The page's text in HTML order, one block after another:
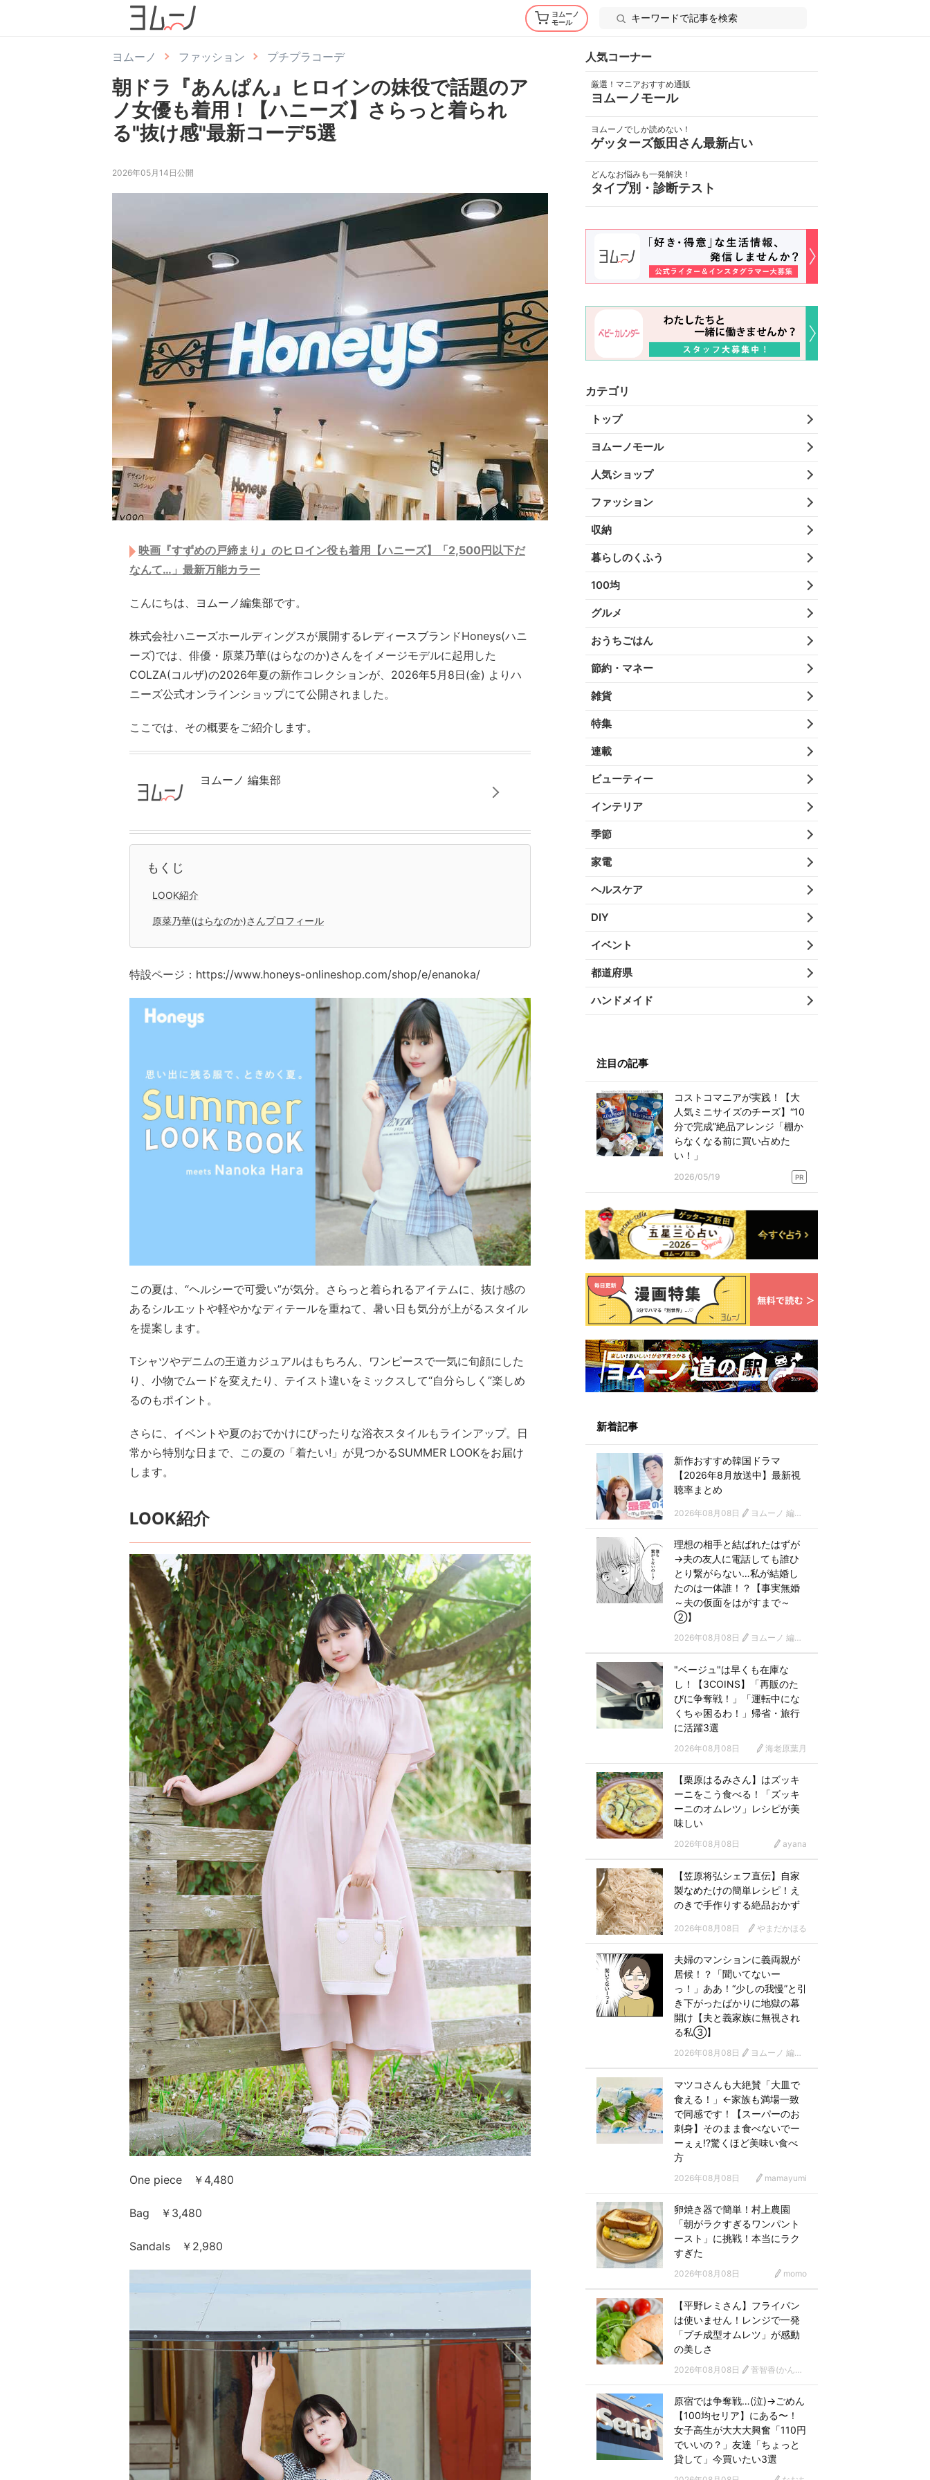
ヨムーノ
モール
ヨムーノ ファッション プチプラコーデ
朝ドラ『あんぱん』ヒロインの妹役で話題のア
ノ女優も着用！【ハニーズ】さらっと着られ
る"抜け感"最新コーデ5選
2026年05月14日公開
映画『すずめの戸締まり』のヒロイン役も着用【ハニーズ】「2,500円以下だ
なんて…」最新万能カラー
こんにちは、ヨムーノ編集部です。
株式会社ハニーズホールディングスが展開するレディースブランドHoneys(ハニ
ーズ)では、俳優・原菜乃華(はらなのか)さんをイメージモデルに起用した
COLZA(コルザ)の2026年夏の新作コレクションが、2026年5月8日(金) よりハ
ニーズ公式オンラインショップにて公開されました。
ここでは、その概要をご紹介します。
ヨムーノ 編集部
もくじ
LOOK紹介
原菜乃華(はらなのか)さんプロフィール
特設ページ：https://www.honeys-onlineshop.com/shop/e/enanoka/
この夏は、“ヘルシーで可愛い”が気分。さらっと着られるアイテムに、抜け感の
あるシルエットや軽やかなディテールを重ねて、暑い日も気分が上がるスタイル
を提案します。
Tシャツやデニムの王道カジュアルはもちろん、ワンピースで一気に旬顔にした
り、小物でムードを変えたり、テイスト違いをミックスして“自分らしく”楽しめ
るのもポイント。
さらに、イベントや夏のおでかけにぴったりな浴衣スタイルもラインアップ。日
常から特別な日まで、この夏の「着たい!」が見つかるSUMMER LOOKをお届け
します。
LOOK紹介
One piece ￥4,480
Bag ￥3,480
Sandals ￥2,980
人気コーナー
厳選！マニアおすすめ通販
ヨムーノモール
ヨムーノでしか読めない！
ゲッターズ飯田さん最新占い
どんなお悩みも一発解決！
タイプ別・診断テスト
カテゴリ
トップ
ヨムーノモール
人気ショップ
ファッション
収納
暮らしのくふう
100均
グルメ
おうちごはん
節約・マネー
雑貨
特集
連載
ビューティー
インテリア
季節
家電
ヘルスケア
DIY
イベント
都道府県
ハンドメイド
注目の記事
コストコマニアが実践！【大
人気ミニサイズのチーズ】“10
分で完成”絶品アレンジ「棚か
らなくなる前に買い占めた
い！」
2026/05/19 PR
新着記事
新作おすすめ韓国ドラマ
【2026年8月放送中】最新視
聴率まとめ
2026年08月08日 ヨムーノ 編集部 韓国ドラマチーム
理想の相手と結ばれたはずが
→夫の友人に電話しても誰ひ
とり繋がらない…私が結婚し
たのは一体誰！？【事実無婚
～夫の仮面をはがすまで～
②】
2026年08月08日 ヨムーノ 編集部 漫画チーム
"ベージュ"は早くも在庫な
し！【3COINS】「再販のた
びに争奪戦！」「運転中にな
くちゃ困るわ！」帰省・旅行
に活躍3選
2026年08月08日 海老原葉月
【栗原はるみさん】はズッキ
ーニをこう食べる！「ズッキ
ーニのオムレツ」レシピが美
味しい
2026年08月08日 ayana
【笠原将弘シェフ直伝】自家
製なめたけの簡単レシピ！え
のきで手作りする絶品おかず
2026年08月08日 やまだかほる
夫婦のマンションに義両親が
居候！？「聞いてないー
っ！」ああ！“少しの我慢”と引
き下がったばかりに地獄の幕
開け【夫と義家族に無視され
る私③】
2026年08月08日 ヨムーノ 編集部 漫画チーム
マツコさんも大絶賛「大皿で
食える！」←家族も満場一致
で同感です！【スーパーのお
刺身】そのまま食べないでー
ーぇぇ!?驚くほど美味い食べ
方
2026年08月08日 mamayumi
卵焼き器で簡単！村上農園
「朝がラクすぎるワンパント
ースト」に挑戦！本当にラク
すぎた
2026年08月08日 momo
【平野レミさん】フライパン
は使いません！レンジで一発
「プチ成型オムレツ」が感動
の美しさ
2026年08月08日 菅智香(かんともか)
原宿では争奪戦…(泣)→ごめん
【100均セリア】にある〜！
女子高生が大大大興奮「110円
でいいの？」友達「ちょっと
貸して」今買いたい3選